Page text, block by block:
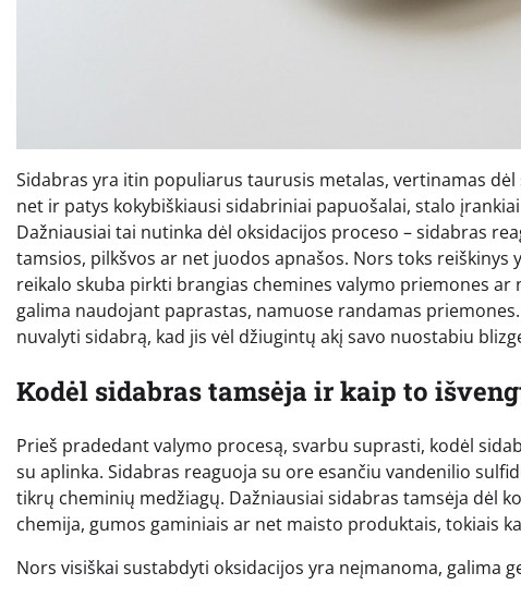
Sidabras yra itin populiarus taurusis metalas, vertinamas
net ir patys kokybiškiausi sidabriniai papuošalai, stalo
Dažniausiai tai nutinka dėl oksidacijos proceso – sidabras
tamsios, pilkšvos ar net juodos apnašos. Nors toks
reikalo skuba pirkti brangias chemines valymo priemones
galima naudojant paprastas, namuose randamas
nuvalyti sidabrą, kad jis vėl džiugintų akį savo nuostabiu
Kodėl sidabras tamsėja ir kaip to
Prieš pradedant valymo procesą, svarbu suprasti, kodėl
su aplinka. Sidabras reaguoja su ore esančiu vandenilio
tikrų cheminių medžiagų. Dažniausiai sidabras tamsėja dėl
chemija, gumos gaminiais ar net maisto produktais, tokiais
Nors visiškai sustabdyti oksidacijos yra neįmanoma, galima